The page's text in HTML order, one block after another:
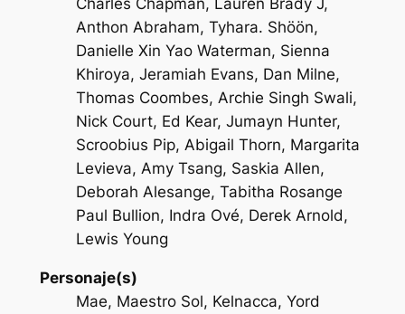
Charles Chapman, Lauren Brady J,
Anthon Abraham, Tyhara. Shöön,
Danielle Xin Yao Waterman, Sienna
Khiroya, Jeramiah Evans, Dan Milne,
Thomas Coombes, Archie Singh Swali,
Nick Court, Ed Kear, Jumayn Hunter,
Scroobius Pip, Abigail Thorn, Margarita
Levieva, Amy Tsang, Saskia Allen,
Deborah Alesange, Tabitha Rosange
Paul Bullion, Indra Ové, Derek Arnold,
Lewis Young
Personaje(s)
Mae, Maestro Sol, Kelnacca, Yord